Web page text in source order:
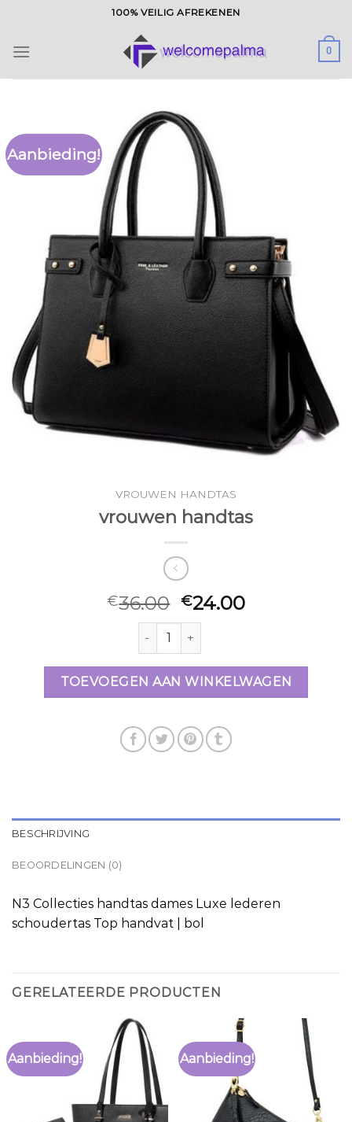
inhoud
100% VEILIG AFREKENEN
0
Aanbieding!
VROUWEN HANDTAS
vrouwen handtas
€36.00 €24.00
vrouwen handtas aantal
TOEVOEGEN AAN WINKELWAGEN
BESCHRIJVING
BEOORDELINGEN (0)
N3 Collecties handtas dames Luxe lederen
schoudertas Top handvat | bol
GERELATEERDE PRODUCTEN
Aanbieding! Aanbieding!